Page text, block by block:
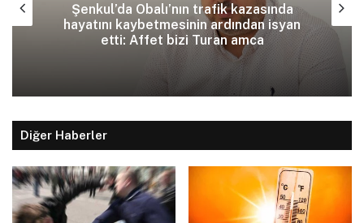
Şenkul’da Obalı’nın trafik kazasında
hayatını kaybetmesinin ardından isyan
etti: Affet bizi Turan amca
Diğer Haberler